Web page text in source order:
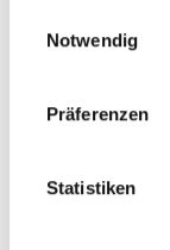
Notwendig
Präferenzen
Statistiken
Februar